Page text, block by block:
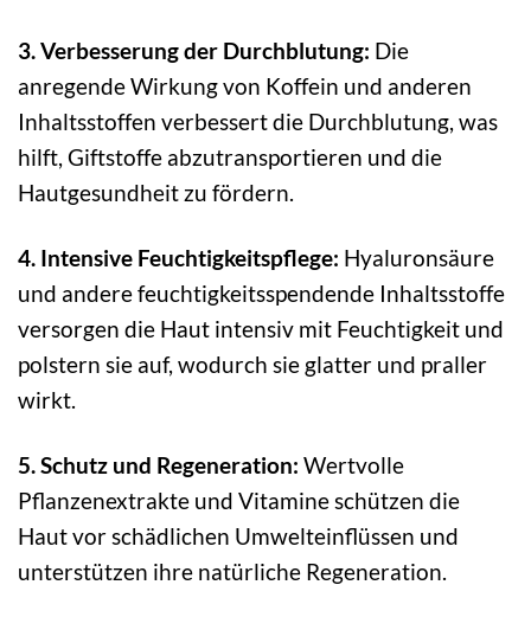
3. Verbesserung der Durchblutung: Die
anregende Wirkung von Koffein und anderen
Inhaltsstoffen verbessert die Durchblutung, was
hilft, Giftstoffe abzutransportieren und die
Hautgesundheit zu fördern.
4. Intensive Feuchtigkeitspflege: Hyaluronsäure
und andere feuchtigkeitsspendende Inhaltsstoffe
versorgen die Haut intensiv mit Feuchtigkeit und
polstern sie auf, wodurch sie glatter und praller
wirkt.
5. Schutz und Regeneration: Wertvolle
Pflanzenextrakte und Vitamine schützen die
Haut vor schädlichen Umwelteinflüssen und
unterstützen ihre natürliche Regeneration.